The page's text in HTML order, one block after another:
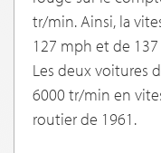
tr/min. Ainsi, la
127 mph et de
Les deux voitures
6000 tr/min en
routier de 1961.